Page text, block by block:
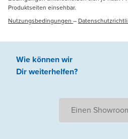
Produktseiten einsehbar.
Nutzungsbedingungen –
Wie können wir
Dir weiterhelfen?
Einen